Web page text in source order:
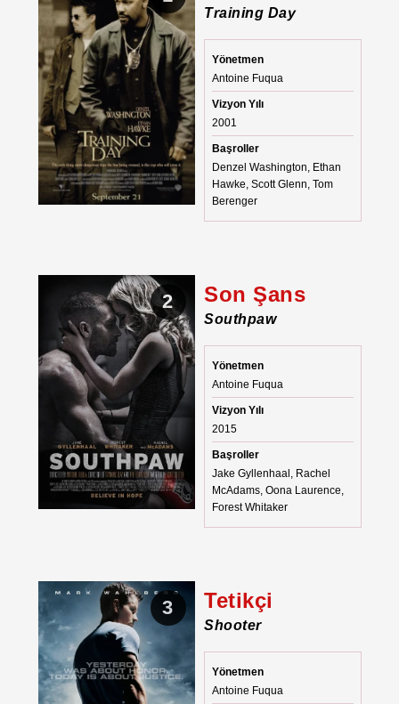
Training Day
Yönetmen
Antoine Fuqua
Vizyon Yılı
2001
Başroller
Denzel Washington, Ethan
Hawke, Scott Glenn, Tom
Berenger
2 Son Şans
Southpaw
Yönetmen
Antoine Fuqua
Vizyon Yılı
2015
Başroller
Jake Gyllenhaal, Rachel
McAdams, Oona Laurence,
Forest Whitaker
3 Tetikçi
Shooter
Yönetmen
Antoine Fuqua